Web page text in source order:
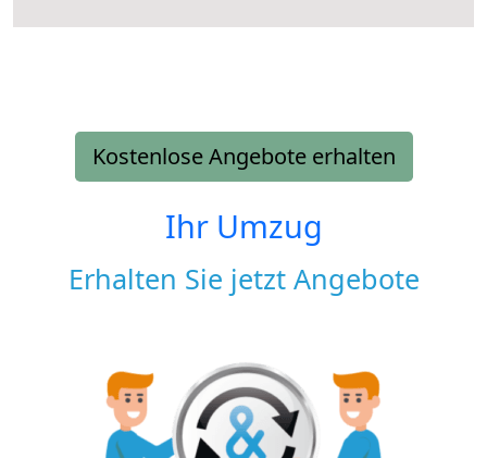
Kostenlose Angebote erhalten
Ihr Umzug
Erhalten Sie jetzt Angebote